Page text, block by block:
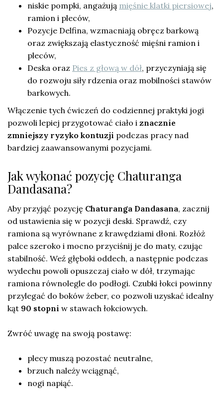
niskie pompki, angażują mięśnie klatki piersiowej,
ramion i pleców,
Pozycje Delfina, wzmacniają obręcz barkową
oraz zwiększają elastyczność mięśni ramion i
pleców,
Deska oraz Pies z głową w dół, przyczyniają się
do rozwoju siły rdzenia oraz mobilności stawów
barkowych.
Włączenie tych ćwiczeń do codziennej praktyki jogi
pozwoli lepiej przygotować ciało i znacznie
zmniejszy ryzyko kontuzji podczas pracy nad
bardziej zaawansowanymi pozycjami.
Jak wykonać pozycję Chaturanga
Dandasana?
Aby przyjąć pozycję Chaturanga Dandasana, zacznij
od ustawienia się w pozycji deski. Sprawdź, czy
ramiona są wyrównane z krawędziami dłoni. Rozłóż
palce szeroko i mocno przyciśnij je do maty, czując
stabilność. Weź głęboki oddech, a następnie podczas
wydechu powoli opuszczaj ciało w dół, trzymając
ramiona równolegle do podłogi. Czubki łokci powinny
przylegać do boków żeber, co pozwoli uzyskać idealny
kąt 90 stopni w stawach łokciowych.
Zwróć uwagę na swoją postawę:
plecy muszą pozostać neutralne,
brzuch należy wciągnąć,
nogi napiąć.